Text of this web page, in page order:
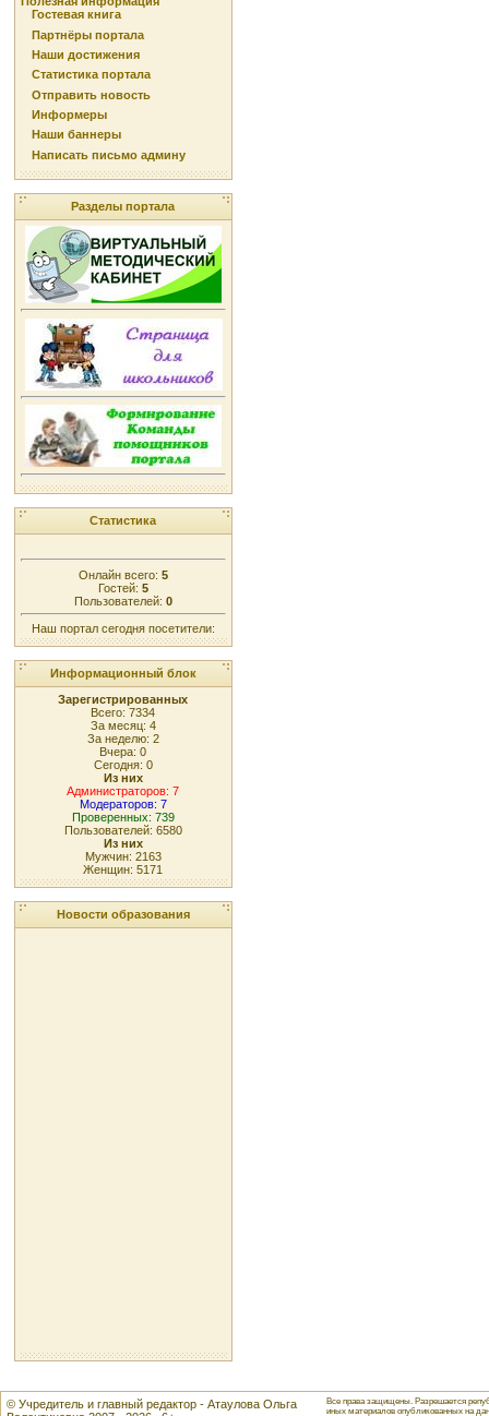
Гостевая книга
Партнёры портала
Наши достижения
Статистика портала
Отправить новость
Информеры
Наши баннеры
Написать письмо админу
Разделы портала
Статистика
Онлайн всего: 5
Гостей: 5
Пользователей: 0
Наш портал сегодня посетители:
Информационный блок
Зарегистрированных
Всего: 7334
За месяц: 4
За неделю: 2
Вчера: 0
Сегодня: 0
Из них
Администраторов: 7
Модераторов: 7
Проверенных: 739
Пользователей: 6580
Из них
Мужчин: 2163
Женщин: 5171
Новости образования
© Учредитель и главный редактор - Атаулова Ольга
Все права защищены. Разрешается
иных материалов опубликованных на